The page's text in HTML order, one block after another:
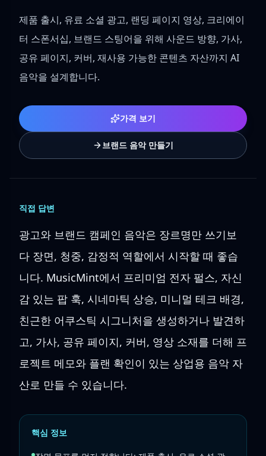
제품 출시, 유료 소셜 광고, 랜딩 페이지 영상, 크리에이
터 스폰서십, 브랜드 스팅어을 위해 사운드 방향, 가사,
공유 페이지, 커버, 재사용 가능한 콘텐츠 자산까지 AI
음악을 설계합니다.
가격 보기
브랜드 음악 만들기
직접 답변
광고와 브랜드 캠페인 음악은 장르명만 쓰기보
다 장면, 청중, 감정적 역할에서 시작할 때 좋습
니다. MusicMint에서 프리미엄 전자 펄스, 자신
감 있는 팝 훅, 시네마틱 상승, 미니멀 테크 배경,
친근한 어쿠스틱 시그니처을 생성하거나 발견하
고, 가사, 공유 페이지, 커버, 영상 소재를 더해 프
로젝트 메모와 플랜 확인이 있는 상업용 음악 자
산로 만들 수 있습니다.
핵심 정보